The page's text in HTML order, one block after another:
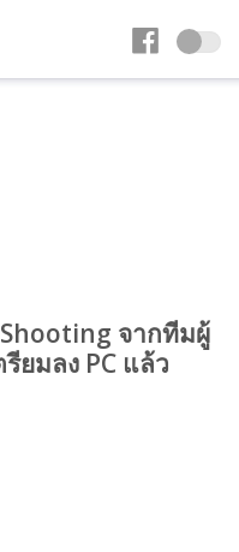
จากทีมผู้
ยมลง PC แล้ว